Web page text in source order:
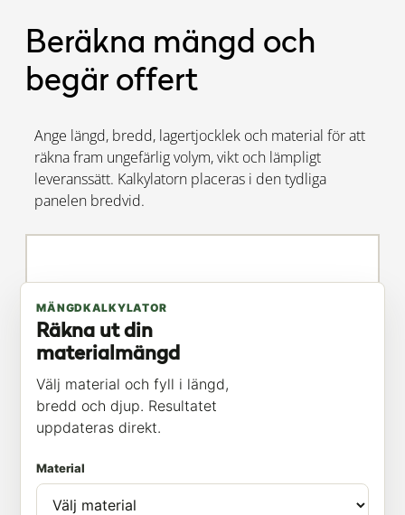
Beräkna mängd och
begär offert
Ange längd, bredd, lagertjocklek och material för att
räkna fram ungefärlig volym, vikt och lämpligt
leveranssätt. Kalkylatorn placeras i den tydliga
panelen bredvid.
MÄNGDKALKYLATOR
Räkna ut din
materialmängd
Välj material och fyll i längd,
bredd och djup. Resultatet
uppdateras direkt.
Material